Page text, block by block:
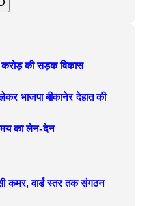
करोड़ की सड़क विकास
भाजपा बीकानेर देहात की
का लेन-देन
कमर, वार्ड स्तर तक संगठन